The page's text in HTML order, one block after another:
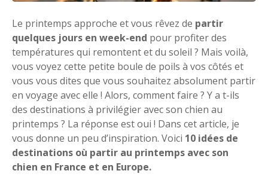
Le printemps approche et vous rêvez de partir
quelques jours en week-end pour profiter des
températures qui remontent et du soleil ? Mais voilà,
vous voyez cette petite boule de poils à vos côtés et
vous vous dites que vous souhaitez absolument partir
en voyage avec elle ! Alors, comment faire ? Y a t-ils
des destinations à privilégier avec son chien au
printemps ? La réponse est oui ! Dans cet article, je
vous donne un peu d’inspiration. Voici 10 idées de
destinations où partir au printemps avec son
chien en France et en Europe.